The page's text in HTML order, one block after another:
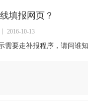
填报网页？
2016-10-13
要走补报程序，请问谁